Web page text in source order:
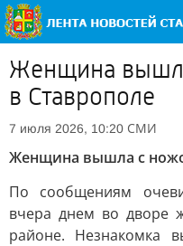
Женщина
в Ставрополе
7 июля 2026, 10:20 СМИ
Женщина вышла с
По сообщениям
вчера днем во дворе
районе. Незнакомка